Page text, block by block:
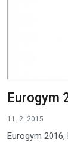
Eurogym
11. 2. 2015
Eurogym